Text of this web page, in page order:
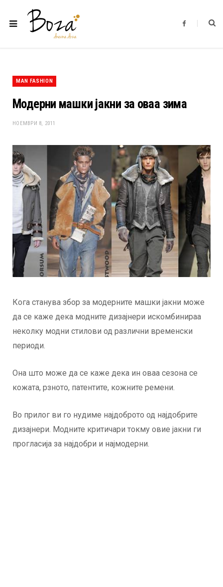
F
b
MAN FASHION
Модерни машки јакни за оваа зима
НОЕМВРИ 8, 2011
Кога станува збор за модерните машки јакни може
да се каже дека модните дизајнери искомбинираа
неколку модни стилови од различни временски
периоди.
Она што може да се каже дека ин оваа сезона се
кожата, рзното, патентите, кожните ремени.
Во прилог ви го нудиме најдоброто од најдобрите
дизајнери. Модните критичари токму овие јакни ги
прогласија за најдобри и најмодерни.